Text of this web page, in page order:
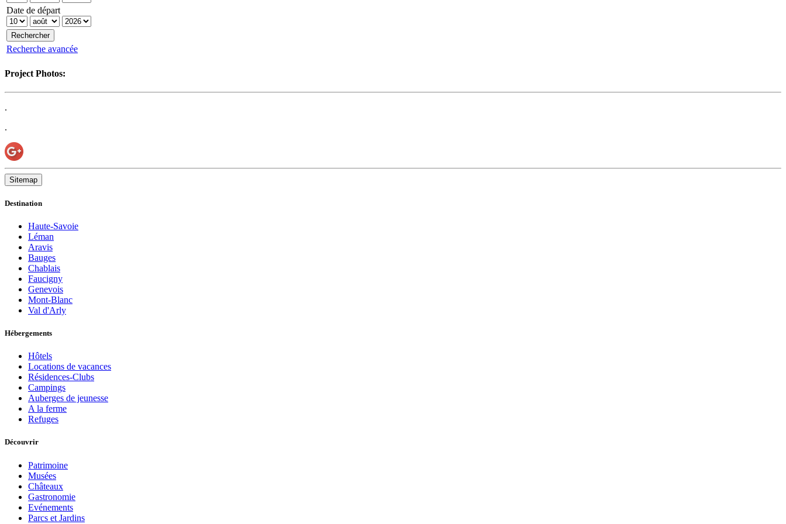
Date de départ
Recherche avancée
Project Photos:
.
.
Sitemap
Destination
Haute-Savoie
Léman
Aravis
Bauges
Chablais
Faucigny
Genevois
Mont-Blanc
Val d'Arly
Hébergements
Hôtels
Locations de vacances
Résidences-Clubs
Campings
Auberges de jeunesse
A la ferme
Refuges
Découvrir
Patrimoine
Musées
Châteaux
Gastronomie
Evénements
Parcs et Jardins